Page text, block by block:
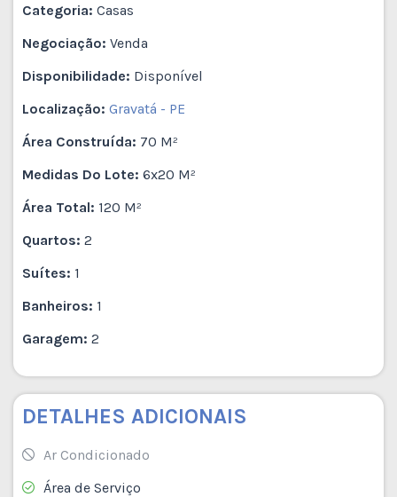
Categoria: Casas
Negociação: Venda
Disponibilidade: Disponível
Localização: Gravatá - PE
Área Construída:
70 M²
Medidas Do Lote:
6x20 M²
Área Total:
120 M²
Quartos: 2
Suítes: 1
Banheiros: 1
Garagem: 2
DETALHES ADICIONAIS
Ar Condicionado
Área de Serviço